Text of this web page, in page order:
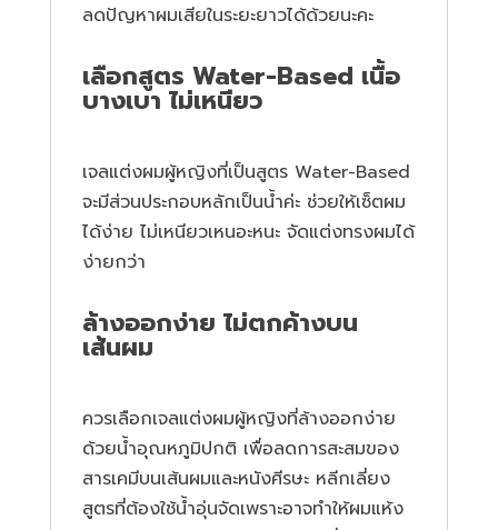
ลดปัญหาผมเสียในระยะยาวได้ด้วยนะคะ
เลือกสูตร Water-Based เนื้อ
บางเบา ไม่เหนียว
เจลแต่งผมผู้หญิงที่เป็นสูตร Water-Based
จะมีส่วนประกอบหลักเป็นน้ำค่ะ ช่วยให้เซ็ตผม
ได้ง่าย ไม่เหนียวเหนอะหนะ จัดแต่งทรงผมได้
ง่ายกว่า
ล้างออกง่าย ไม่ตกค้างบน
เส้นผม
ควรเลือกเจลแต่งผมผู้หญิงที่ล้างออกง่าย
ด้วยน้ำอุณหภูมิปกติ เพื่อลดการสะสมของ
สารเคมีบนเส้นผมและหนังศีรษะ หลีกเลี่ยง
สูตรที่ต้องใช้น้ำอุ่นจัดเพราะอาจทำให้ผมแห้ง